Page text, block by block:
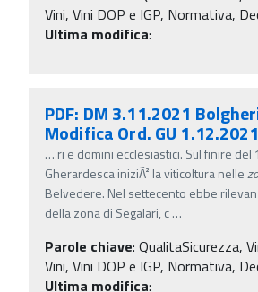
Vini, Vini DOP e IGP, Normativa,
Ultima modifica:
PDF: DM 3.11.2021
Modifica Ord. GU 1.12.2021
… ri e domini ecclesiastici. Sul finire del
Gherardesca iniziÃ² la viticoltura nelle
Belvedere. Nel settecento ebbe
della zona di Segalari, c…
Parole chiave: QualitaSicurezza,
Vini, Vini DOP e IGP, Normativa,
Ultima modifica: